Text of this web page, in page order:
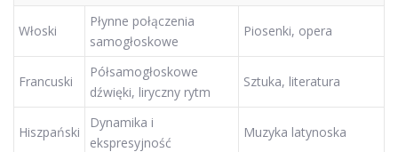
Włoski
Płynne połączenia
samogłoskowe
Piosenki, opera
Francuski
Półsamogłoskowe
dźwięki, liryczny rytm
Sztuka, literatura
Hiszpański
Dynamika i
ekspresyjność
Muzyka latynoska